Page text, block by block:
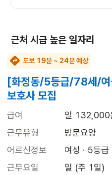
근처 시급 높은 일자리
도보 19분 ~ 24분 예상
[화정동/5등급/78세/여
보호사 모집
급여
일 132,000
근무유형
방문요양
어르신정보
여성 · 5등급
근무요일
일 (주 1일)